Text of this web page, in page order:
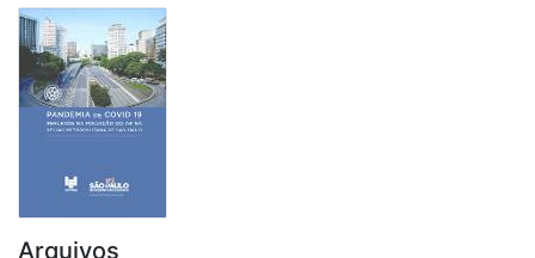
Fale Conosco
Arquivos